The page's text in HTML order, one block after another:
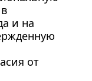
и на
от